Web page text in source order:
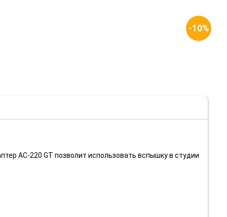
-10%
AC-220 GT позволит использовать вспышку в студии